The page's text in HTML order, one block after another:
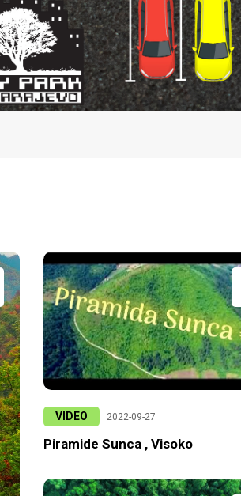
VIDEO 2022-09-27
Piramide Sunca , Visoko